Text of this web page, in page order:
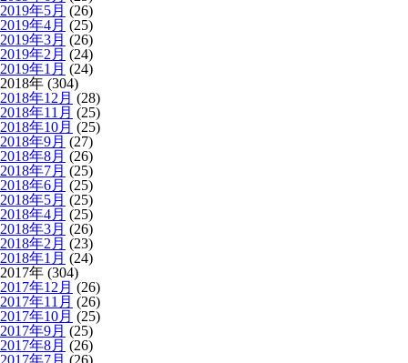
2019年5月 (26)
2019年4月 (25)
2019年3月 (26)
2019年2月 (24)
2019年1月 (24)
2018年 (304)
2018年12月 (28)
2018年11月 (25)
2018年10月 (25)
2018年9月 (27)
2018年8月 (26)
2018年7月 (25)
2018年6月 (25)
2018年5月 (25)
2018年4月 (25)
2018年3月 (26)
2018年2月 (23)
2018年1月 (24)
2017年 (304)
2017年12月 (26)
2017年11月 (26)
2017年10月 (25)
2017年9月 (25)
2017年8月 (26)
2017年7月 (26)